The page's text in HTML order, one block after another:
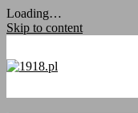
Loading…
Skip to content